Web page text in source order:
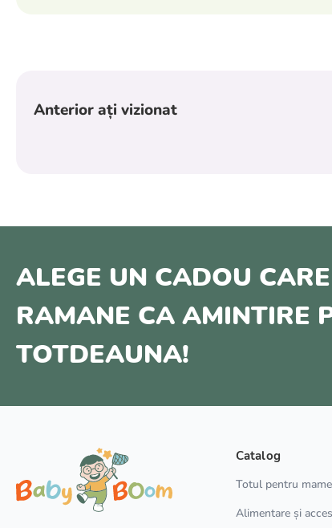
Anterior ați vizionat
ALEGE UN CADOU
RAMANE CA AMINTIRE
TOTDEAUNA!
Catalog
Totul pentru mame
Alimentare și